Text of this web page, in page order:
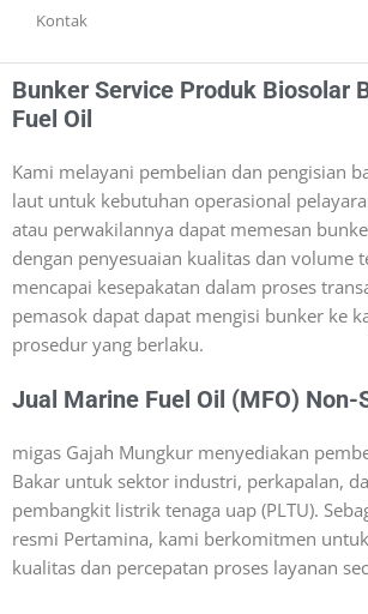
Kontak
Bunker Service Produk Biosolar
Fuel Oil
Kami melayani pembelian dan pengisian
laut untuk kebutuhan operasional
atau perwakilannya dapat memesan
dengan penyesuaian kualitas dan volume
mencapai kesepakatan dalam proses
pemasok dapat dapat mengisi bunker ke
prosedur yang berlaku.
Jual Marine Fuel Oil (MFO) Non-
migas Gajah Mungkur menyediakan
Bakar untuk sektor industri, perkapalan,
pembangkit listrik tenaga uap (PLTU).
resmi Pertamina, kami berkomitmen
kualitas dan percepatan proses layanan